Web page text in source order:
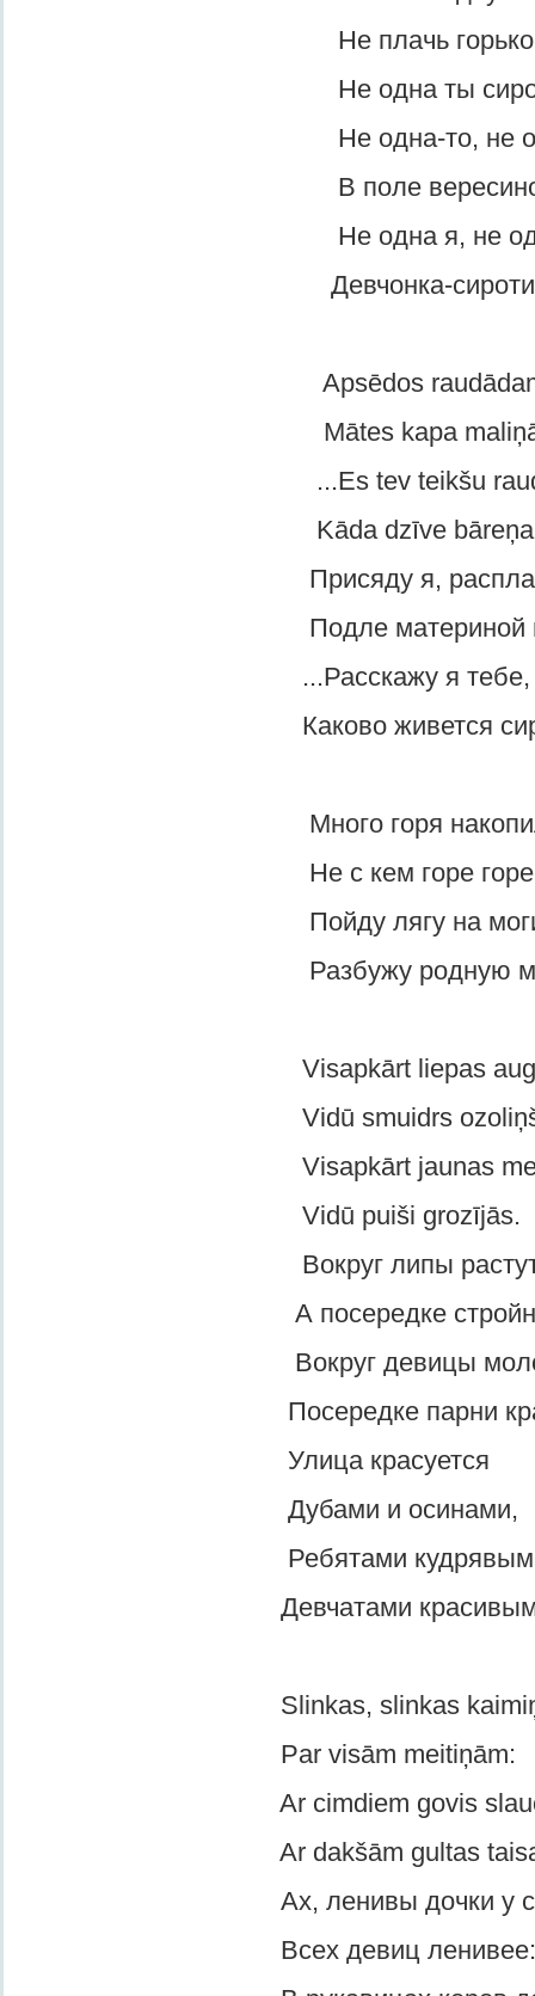
Не плачь горько,
Не одна ты
Не одна-то, не
В поле
Не одна я, не
Девчонка-
Apsēdos
Mātes kapa
...Es tev teikšu
Kāda dzīve
Присяду я,
Подле материной
...Расскажу я тебе,
Каково живется
Много горя
Не с кем горе
Пойду лягу на
Разбужу родную
Visapkārt liepas
Vidū smuidrs
Visapkārt jaunas
Vidū puiši grozījās.
Вокруг липы
А посередке стройный
Вокруг девицы
Посередке парни
Улица красуется
Дубами и осинами,
Ребятами
Девчатами
Slinkas, slinkas
Par visām meitiņām:
Ar cimdiem govis
Ar dakšām gultas
Ах, ленивы дочки у
Всех девиц ленивее: